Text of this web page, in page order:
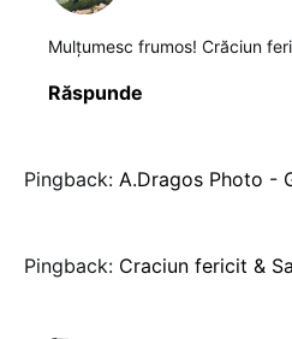
Mulţumesc frumos! Crăciun
Răspunde
Pingback: A.Dragos Photo -
Pingback: Craciun fericit &